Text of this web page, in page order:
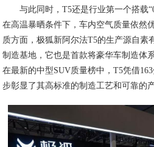
与此同时，T5还是行业第一个搭载
在高温暴晒条件下，车内空气质量依然
质方面，极狐新阿尔法T5的生产源自素
制造基地，它也是首款将豪华车制造体
在最新的中型SUV质量榜中，T5凭借
步彰显了其高标准的制造工艺和可靠的